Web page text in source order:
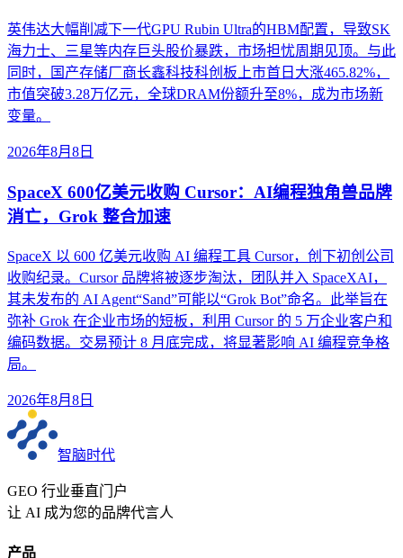
英伟达大幅削减下一代GPU Rubin Ultra的HBM配置，导致SK
海力士、三星等内存巨头股价暴跌，市场担忧周期见顶。与此
同时，国产存储厂商长鑫科技科创板上市首日大涨465.82%，
市值突破3.28万亿元，全球DRAM份额升至8%，成为市场新
变量。
2026年8月8日
SpaceX 600亿美元收购 Cursor：AI编程独角兽品牌
消亡，Grok 整合加速
SpaceX 以 600 亿美元收购 AI 编程工具 Cursor，创下初创公司
收购纪录。Cursor 品牌将被逐步淘汰，团队并入 SpaceXAI，
其未发布的 AI Agent“Sand”可能以“Grok Bot”命名。此举旨在
弥补 Grok 在企业市场的短板，利用 Cursor 的 5 万企业客户和
编码数据。交易预计 8 月底完成，将显著影响 AI 编程竞争格
局。
2026年8月8日
智脑时代
GEO 行业垂直门户
让 AI 成为您的品牌代言人
产品